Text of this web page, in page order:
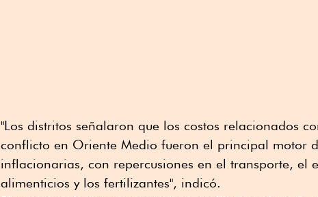
"Los distritos señalaron que los costos relacionados
conflicto en Oriente Medio fueron el principal motor
inflacionarias, con repercusiones en el transporte, el
alimenticios y los fertilizantes", indicó.